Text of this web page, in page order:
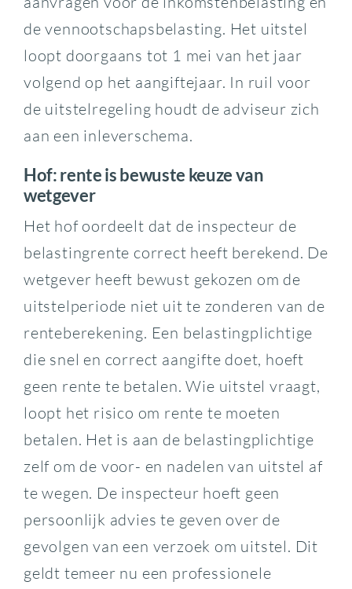
de vennootschapsbelasting. Het uitstel
loopt doorgaans tot 1 mei van het jaar
volgend op het aangiftejaar. In ruil voor
de uitstelregeling houdt de adviseur zich
aan een inleverschema.
Hof: rente is bewuste keuze van
wetgever
Het hof oordeelt dat de inspecteur de
belastingrente correct heeft berekend. De
wetgever heeft bewust gekozen om de
uitstelperiode niet uit te zonderen van de
renteberekening. Een belastingplichtige
die snel en correct aangifte doet, hoeft
geen rente te betalen. Wie uitstel vraagt,
loopt het risico om rente te moeten
betalen. Het is aan de belastingplichtige
zelf om de voor- en nadelen van uitstel af
te wegen. De inspecteur hoeft geen
persoonlijk advies te geven over de
gevolgen van een verzoek om uitstel. Dit
geldt temeer nu een professionele